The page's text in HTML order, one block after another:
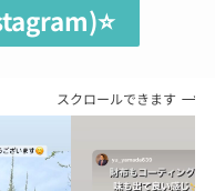
スクロールできます